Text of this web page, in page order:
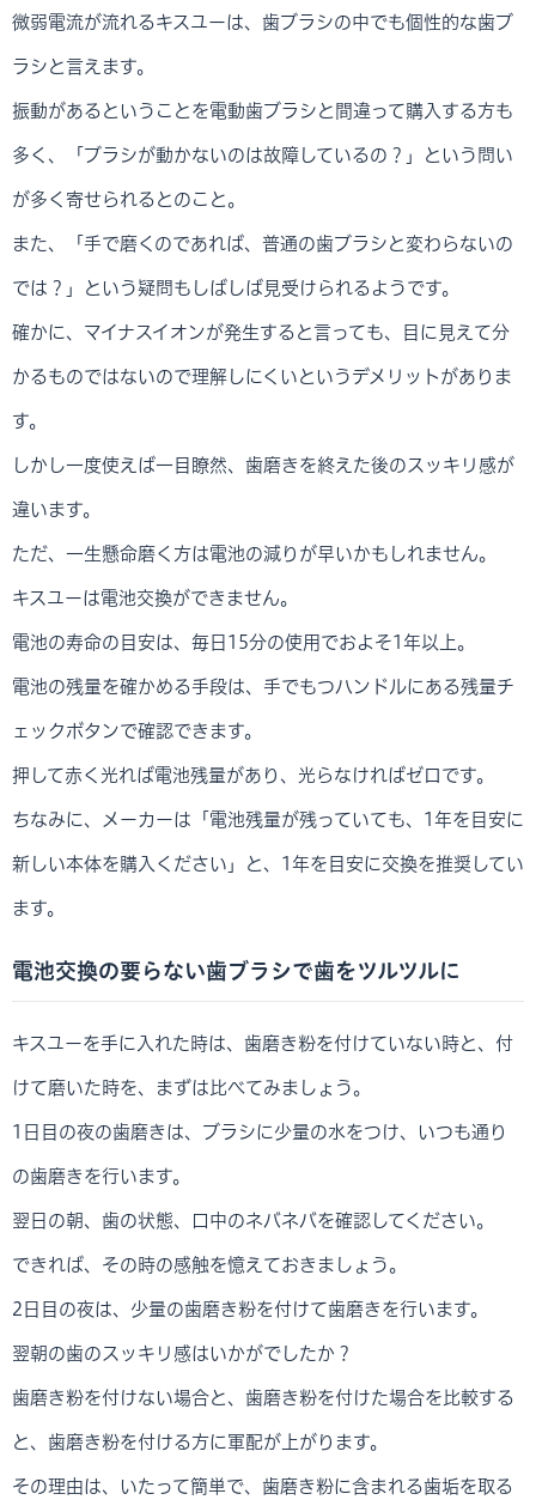
微弱電流が流れるキスユーは、歯ブラシの中でも個性的な歯ブ
ラシと言えます。
振動があるということを電動歯ブラシと間違って購入する方も
多く、「ブラシが動かないのは故障しているの？」という問い
が多く寄せられるとのこと。
また、「手で磨くのであれば、普通の歯ブラシと変わらないの
では？」という疑問もしばしば見受けられるようです。
確かに、マイナスイオンが発生すると言っても、目に見えて分
かるものではないので理解しにくいというデメリットがありま
す。
しかし一度使えば一目瞭然、歯磨きを終えた後のスッキリ感が
違います。
ただ、一生懸命磨く方は電池の減りが早いかもしれません。
キスユーは電池交換ができません。
電池の寿命の目安は、毎日15分の使用でおよそ1年以上。
電池の残量を確かめる手段は、手でもつハンドルにある残量チ
ェックボタンで確認できます。
押して赤く光れば電池残量があり、光らなければゼロです。
ちなみに、メーカーは「電池残量が残っていても、1年を目安に
新しい本体を購入ください」と、1年を目安に交換を推奨してい
ます。
電池交換の要らない歯ブラシで歯をツルツルに
キスユーを手に入れた時は、歯磨き粉を付けていない時と、付
けて磨いた時を、まずは比べてみましょう。
1日目の夜の歯磨きは、ブラシに少量の水をつけ、いつも通り
の歯磨きを行います。
翌日の朝、歯の状態、口中のネバネバを確認してください。
できれば、その時の感触を憶えておきましょう。
2日目の夜は、少量の歯磨き粉を付けて歯磨きを行います。
翌朝の歯のスッキリ感はいかがでしたか？
歯磨き粉を付けない場合と、歯磨き粉を付けた場合を比較する
と、歯磨き粉を付ける方に軍配が上がります。
その理由は、いたって簡単で、歯磨き粉に含まれる歯垢を取る